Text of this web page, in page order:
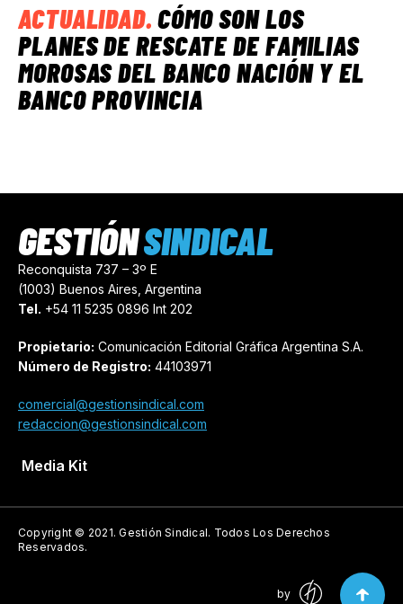
ACTUALIDAD.CÓMO SON LOS
PLANES DE RESCATE DE FAMILIAS
MOROSAS DEL BANCO NACIÓN Y EL
BANCO PROVINCIA
Reconquista 737 – 3º E
(1003) Buenos Aires, Argentina
Tel. +54 11 5235 0896 Int 202
Propietario: Comunicación Editorial Gráfica Argentina S.A.
Número de Registro: 44103971
comercial@gestionsindical.com
redaccion@gestionsindical.com
Media Kit
GESTIÓNSINDICAL
Copyright © 2021.Gestión Sindical. Todos Los Derechos
Reservados.
by